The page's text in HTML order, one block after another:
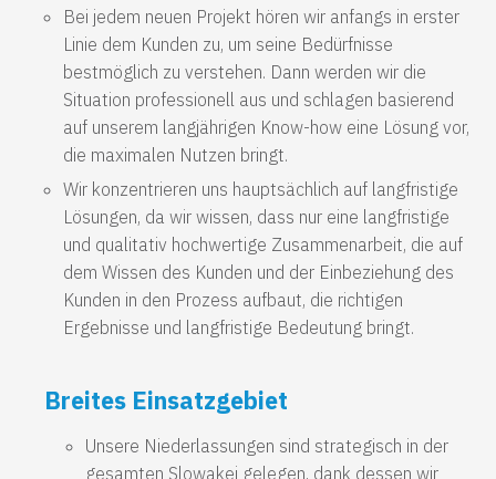
Bei jedem neuen Projekt hören wir anfangs in erster
Linie dem Kunden zu, um seine Bedürfnisse
bestmöglich zu verstehen. Dann werden wir die
Situation professionell aus und schlagen basierend
auf unserem langjährigen Know-how eine Lösung vor,
die maximalen Nutzen bringt.
Wir konzentrieren uns hauptsächlich auf langfristige
Lösungen, da wir wissen, dass nur eine langfristige
und qualitativ hochwertige Zusammenarbeit, die auf
dem Wissen des Kunden und der Einbeziehung des
Kunden in den Prozess aufbaut, die richtigen
Ergebnisse und langfristige Bedeutung bringt.
Breites Einsatzgebiet
Unsere Niederlassungen sind strategisch in der
gesamten Slowakei gelegen, dank dessen wir